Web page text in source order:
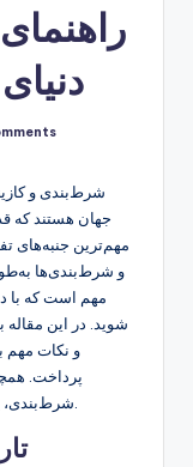
شرط‌بندی و
جهان هستند که
مهم‌ترین جنبه‌های
و شرط‌بندی‌ها
مهم است که با
شوید. در این مقاله
و نکات مهم
پرداخت.
1.